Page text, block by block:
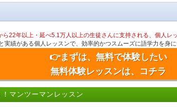
ら22年以上・延べ5.1万人以上の生徒さんに支持される、個人レ
実績がある個人レッスンで、効率的かつスムーズに語学力を身に
👉まずは、無料で体験したい
無料体験レッスンは、コチラ
マンツーマンレッスン